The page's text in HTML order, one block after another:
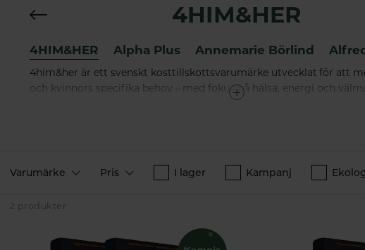
4HIM&HER
4HIM&HER Alpha Plus Annemarie Börlind
4him&her är ett svenskt kosttillskottsvarumärke utvecklat för att
och kvinnors specifika behov – med fokus på hälsa, energi och
vardagen. Varje produkt är framtagen i samarbete med
varumärket inspirera till en balanserad livsstil där hälsa blir en
Varumärke Pris I lager Kampanj
2 produkter